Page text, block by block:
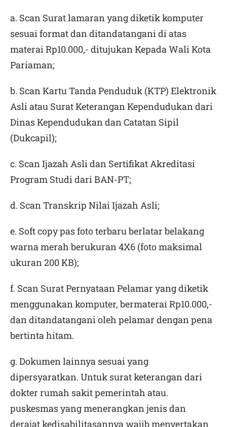
a. Scan Surat lamaran yang diketik komputer
sesuai format dan ditandatangani di atas
materai Rp10.000,- ditujukan KepadaWali Kota
Pariaman;
b. Scan Kartu Tanda Penduduk (KTP) Elektronik
Asli atau Surat Keterangan Kependudukan dari
Dinas Kependudukan dan Catatan Sipil
(Dukcapil);
c. Scan Ijazah Asli dan Sertifikat Akreditasi
Program Studi dari BAN-PT;
d. Scan Transkrip Nilai Ijazah Asli;
e. Soft copy pas foto terbaru berlatar belakang
warna merah berukuran 4X6 (foto maksimal
ukuran 200 KB);
f. Scan Surat Pernyataan Pelamar yang diketik
menggunakan komputer, bermaterai Rp10.000,-
dan ditandatangani oleh pelamar dengan pena
bertinta hitam.
g. Dokumen lainnya sesuai yang
dipersyaratkan. Untuk surat keterangan dari
dokter rumah sakit pemerintah atau.
puskesmas yang menerangkan jenis dan
derajat kedisabilitasannya wajib menyertakan